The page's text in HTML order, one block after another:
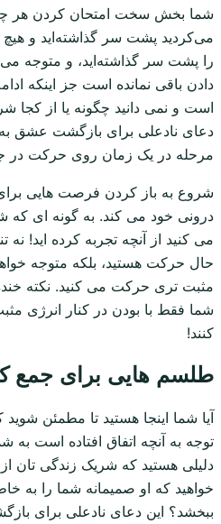
شما بخش سخت امتحان کردن هر
می‌کردید پشت سر گذاشته‌اید و هیچ
را پشت سر گذاشته‌اید، و متوجه
دادن باقی نمانده است جز اینکه
است و نمی دانید چگونه یا از کجا
دعای نادعلی برای بازگشت عشق
مرحله در یک زمان روی حرکت در
شروع به باز کردن فرصت هایی
درونی خود می کند. به گونه ای
می کنید از آنچه تجربه کرده اید! نه
حال حرکت هستید، بلکه متوجه
مثبت تری حرکت می کنید. نکته
شما فقط با بودن در کنار انرژی
کنند!
طلسم هایی برای جمع
آیا شما اینجا هستید تا مطمئن
توجه به آنچه اتفاق افتاده است به
دلیلی هستید که شریک زندگی تان
خواهید که او صمیمانه شما را به
ببخشد؟ این دعای نادعلی برای